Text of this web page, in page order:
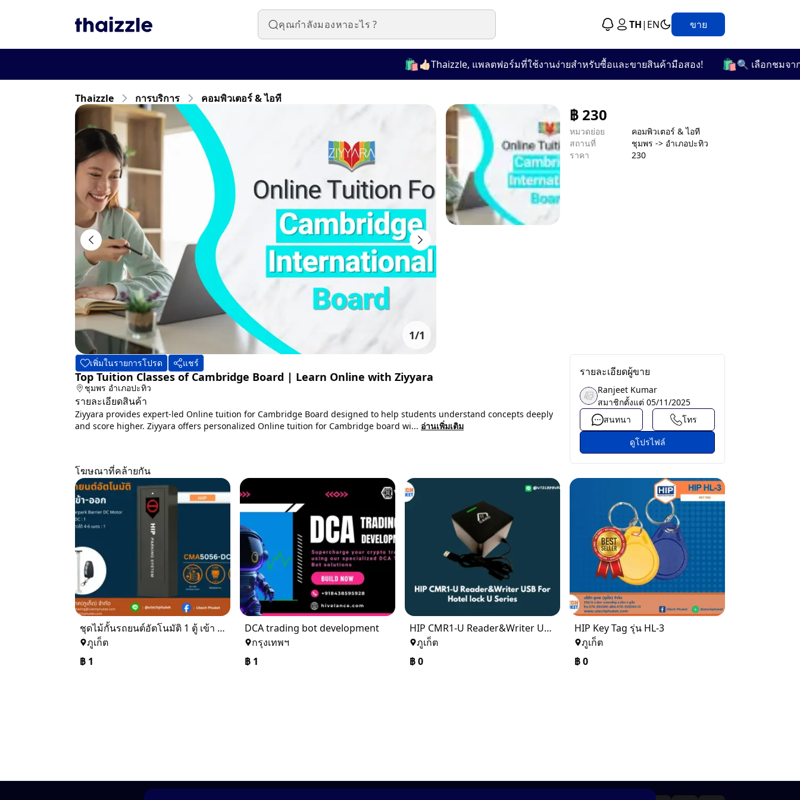
TH| EN ขาย
👍🏻Thaizzle, แพลตฟอร์มที่ใช้งานง่ายสำหรับซื้อและขายสินค้ามือสอง! 🛍️ 🔍 เลือกชมจากกว่
Thaizzle การบริการ คอมพิวเตอร์ & ไอที
1/1
฿ 230
หมวดย่อย
คอมพิวเตอร์ & ไอที
สถานที่
ชุมพร -> อำเภอปะทิว
ราคา
230
เพิ่มในรายการโปรด แชร์
Top Tuition Classes of Cambridge Board | Learn Online with Ziyyara
ชุมพร อำเภอปะทิว
รายละเอียดสินค้า
Ziyyara provides expert-led Online tuition for Cambridge Board designed to help students understand concepts deeply
and score higher. Ziyyara offers personalized Online tuition for Cambridge board wi... อ่านเพิ่มเติม
รายละเอียดผู้ขาย
Ranjeet Kumar
สมาชิกตั้งแต่ 05/11/2025
สนทนา
โทร
ดูโปรไฟล์
โฆษณาที่คล้ายกัน
ชุดไม้กั้นรถยนต์อัตโนมัติ 1 ตู้ เข้า - ออก
ภูเก็ต
฿ 1
DCA trading bot development
กรุงเทพฯ
฿ 1
HIP CMR1-U Reader&Writer USB For Hotel lock U Series
ภูเก็ต
฿0
HIP Key Tag รุ่น HL-3
ภูเก็ต
฿0